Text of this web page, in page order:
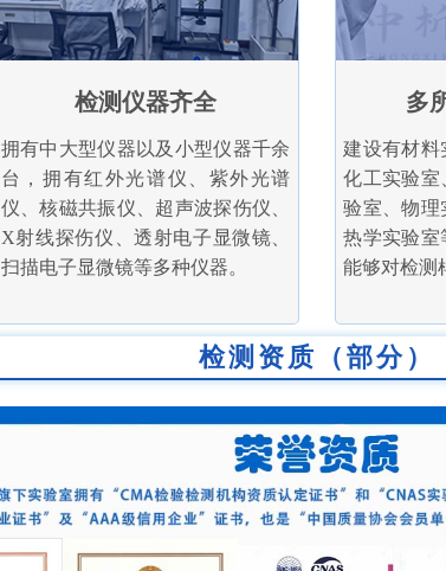
检测仪器齐全
拥有中大型仪器以及小型仪器千余
台，拥有红外光谱仪、紫外光谱
仪、核磁共振仪、超声波探伤仪、
X射线探伤仪、透射电子显微镜、
扫描电子显微镜等多种仪器。
多
建设有材料
化工实验室
验室、物理
热学实验室
能够对检测
检测资质（部分）